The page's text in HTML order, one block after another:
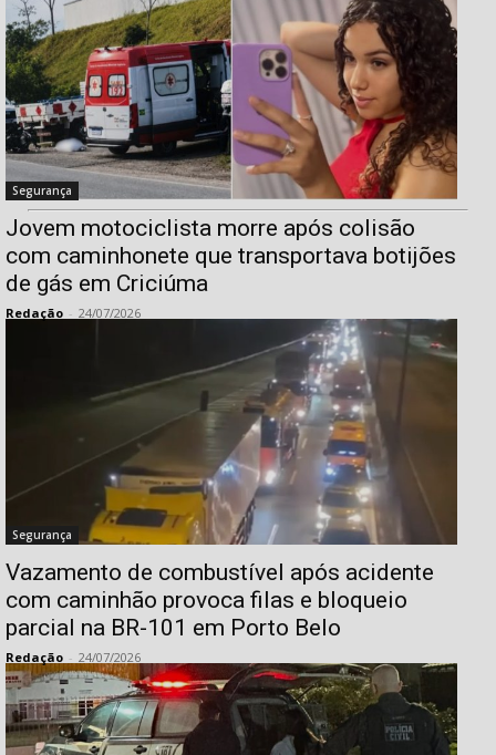
Segurança
Jovem motociclista morre após colisão
com caminhonete que transportava botijões
de gás em Criciúma
Redação - 24/07/2026
Segurança
Vazamento de combustível após acidente
com caminhão provoca filas e bloqueio
parcial na BR-101 em Porto Belo
Redação - 24/07/2026